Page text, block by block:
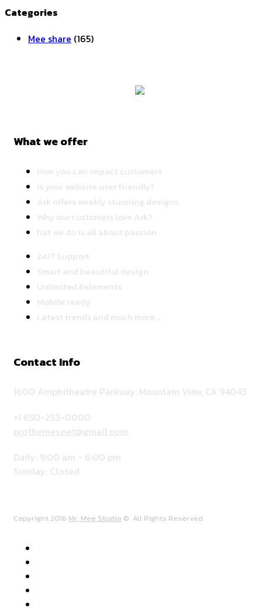
Categories
Mee share (165)
What we offer
How you can impact customers
Is your website user friendly?
Ark offers weekly stunning designs.
Why our customers love Ark?
hat we do is all about passion
24/7 Support
Smart and beautiful design
Unlimited Eelements
Mobile ready
Latest trends and much more...
Contact Info
1600 Amphitheatre Parkway, Mountain View, CA 94043
+1 650-253-0000
prothemes.net@gmail.com
Daily: 9:00 am - 6:00 pm
Sunday: Closed
Copyright 2016 Mr. Mee Studio © All Rights Reserved